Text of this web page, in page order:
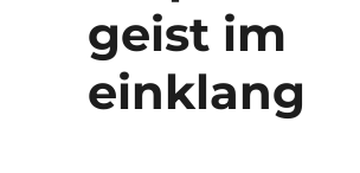
geist im
einklang